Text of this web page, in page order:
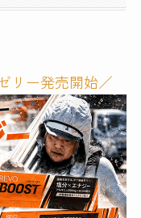
リー発売開始／